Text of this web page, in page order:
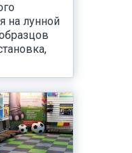
на лунной